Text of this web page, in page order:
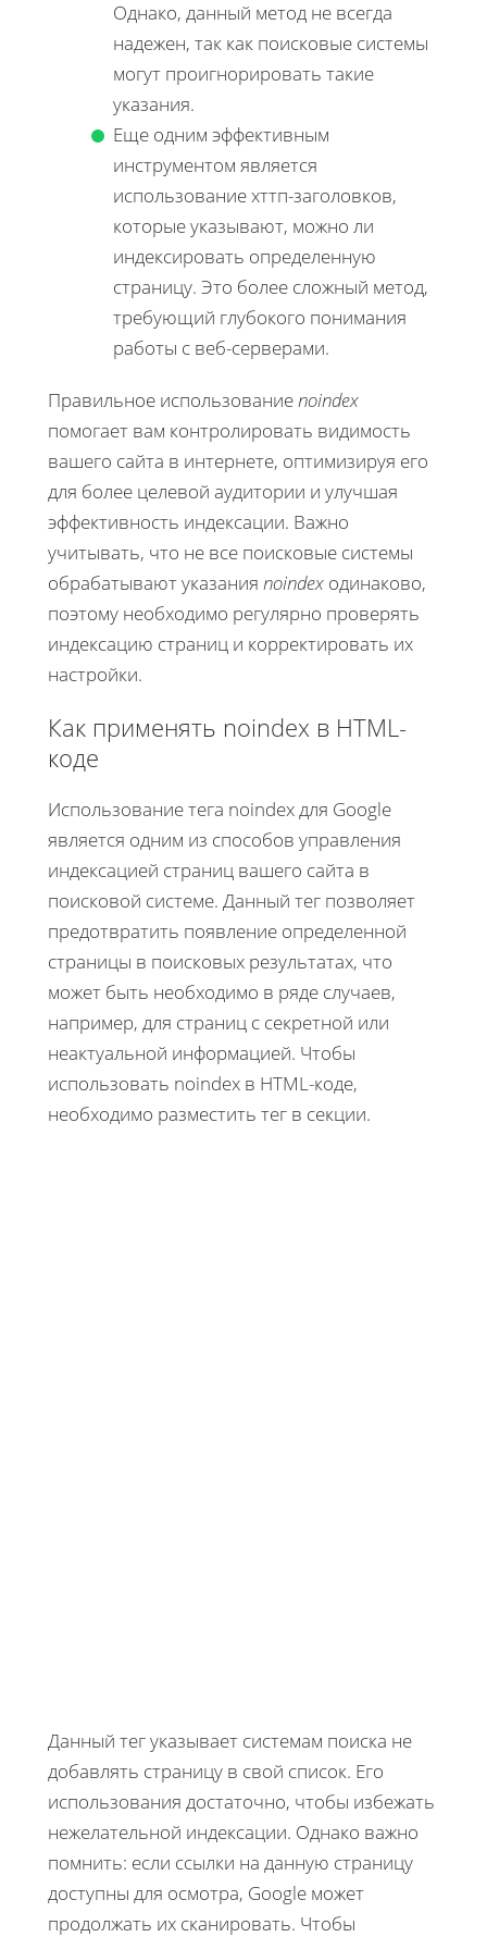
Однако, данный метод не всегда
надежен, так как поисковые системы
могут проигнорировать такие
указания.
Еще одним эффективным
инструментом является
использование хттп-заголовков,
которые указывают, можно ли
индексировать определенную
страницу. Это более сложный метод,
требующий глубокого понимания
работы с веб-серверами.
Правильное использованиеnoindex
помогает вам контролировать видимость
вашего сайта в интернете, оптимизируя его
для более целевой аудитории и улучшая
эффективность индексации. Важно
учитывать, что не все поисковые системы
обрабатывают указания noindex одинаково,
поэтому необходимо регулярно проверять
индексацию страниц и корректировать их
настройки.
Как применять noindex в HTML-
коде
Использование тега noindex для Google
является одним из способов управления
индексацией страниц вашего сайта в
поисковой системе. Данный тег позволяет
предотвратить появление определенной
страницы в поисковых результатах, что
может быть необходимо в ряде случаев,
например, для страниц с секретной или
неактуальной информацией. Чтобы
использовать noindex в HTML-коде,
необходимо разместить тег в секции.
Данный тег указывает системам поиска не
добавлять страницу в свой список. Его
использования достаточно, чтобы избежать
нежелательной индексации. Однако важно
помнить: если ссылки на данную страницу
доступны для осмотра, Google может
продолжать их сканировать. Чтобы